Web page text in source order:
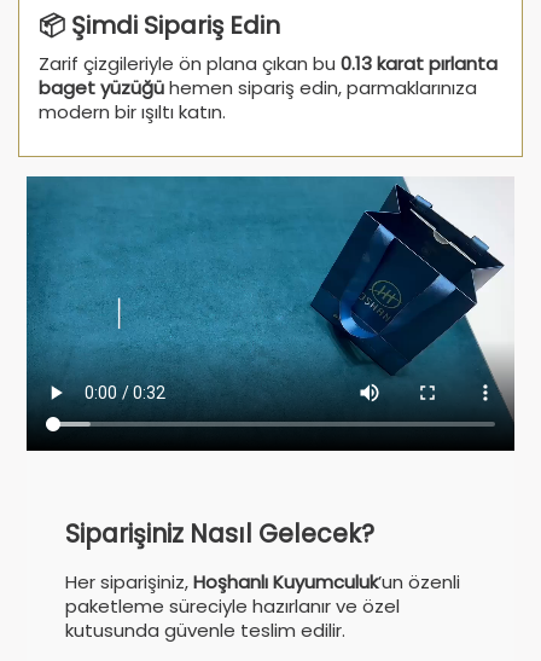
📦 Şimdi Sipariş Edin
Zarif çizgileriyle ön plana çıkan bu 0.13 karat pırlanta
baget yüzüğühemen sipariş edin, parmaklarınıza
modern bir ışıltı katın.
Siparişiniz Nasıl Gelecek?
Her siparişiniz,Hoşhanlı Kuyumculuk’un özenli
paketleme süreciyle hazırlanır ve özel
kutusunda güvenle teslim edilir.